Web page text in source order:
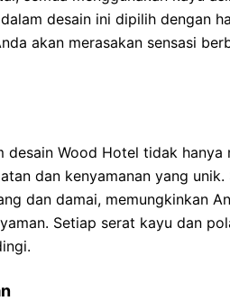
desain ini dipilih dengan
akan merasakan sensasi
desain Wood Hotel tidak hanya
dan kenyamanan yang
dan damai, memungkinkan
Setiap serat kayu dan